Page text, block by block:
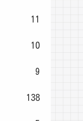
11
10
9
138